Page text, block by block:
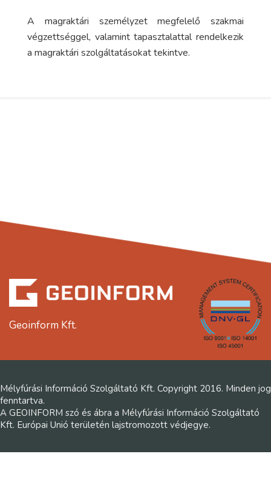
A magraktári személyzet megfelelő szakmai
végzettséggel, valamint tapasztalattal rendelkezik
a magraktári szolgáltatásokat tekintve.
Geoinform Kft.
Mélyfúrási Információ Szolgáltató Kft. Copyright 2016. Minden jog
fenntartva.
A GEOINFORM szó és ábra a Mélyfúrási Információ Szolgáltató
Kft. Európai Unió területén lajstromozott védjegye.